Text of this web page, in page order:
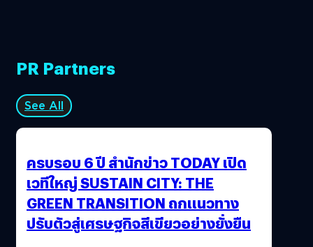
PR Partners
See All
ครบรอบ 6 ปี สำนักข่าว TODAY เปิด
เวทีใหญ่ SUSTAIN CITY: THE
GREEN TRANSITION ถกแนวทาง
ปรับตัวสู่เศรษฐกิจสีเขียวอย่างยั่งยืน